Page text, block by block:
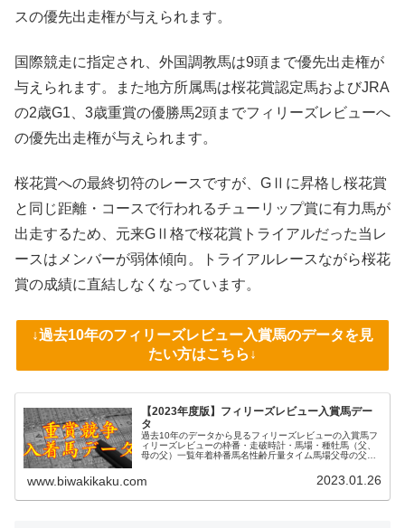
スの優先出走権が与えられます。
国際競走に指定され、外国調教馬は9頭まで優先出走権が
与えられます。また地方所属馬は桜花賞認定馬およびJRA
の2歳G1、3歳重賞の優勝馬2頭までフィリーズレビューへ
の優先出走権が与えられます。
桜花賞への最終切符のレースですが、GⅡに昇格し桜花賞
と同じ距離・コースで行われるチューリップ賞に有力馬が
出走するため、元来GⅡ格で桜花賞トライアルだった当レ
ースはメンバーが弱体傾向。トライアルレースながら桜花
賞の成績に直結しなくなっています。
↓過去10年のフィリーズレビュー入賞馬のデータを見
たい方はこちら↓
【2023年度版】フィリーズレビュー入賞馬デー
タ
過去10年のデータから見るフィリーズレビューの入賞馬フ
ィリーズレビューの枠番・走破時計・馬場・種牡馬（父、
母の父）一覧年着枠番馬名性齢斤量タイム馬場父母の父
www.biwakikaku.com 2023.01.26